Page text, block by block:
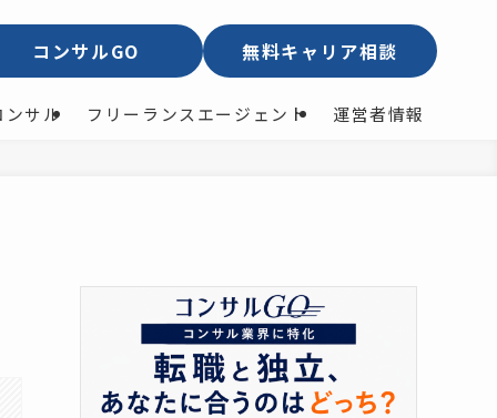
コンサルGO 無料キャリア相談
ンサル フリーランスエージェント 運営者情報